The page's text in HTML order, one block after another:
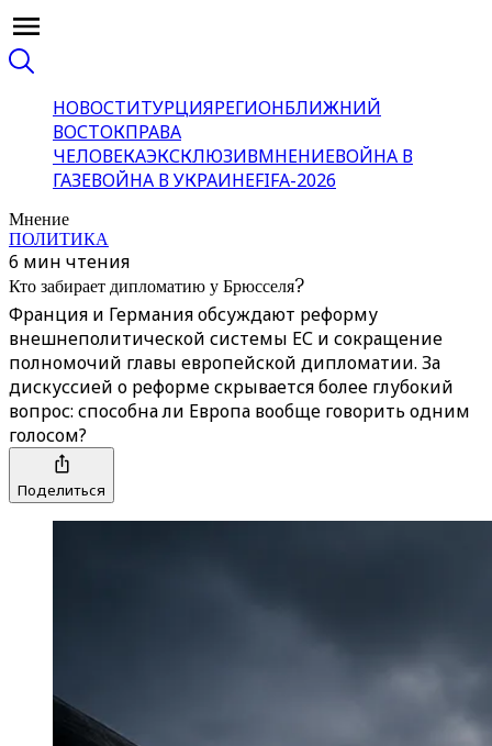
НОВОСТИТУРЦИЯРЕГИОНБЛИЖНИЙ
ВОСТОКПРАВА
ЧЕЛОВЕКАЭКСКЛЮЗИВМНЕНИЕВОЙНА В
ГАЗЕВОЙНА В УКРАИНЕFIFA-2026
Мнение
ПОЛИТИКА
6 мин чтения
Кто забирает дипломатию у Брюсселя?
Франция и Германия обсуждают реформу
внешнеполитической системы ЕС и сокращение
полномочий главы европейской дипломатии. За
дискуссией о реформе скрывается более глубокий
вопрос: способна ли Европа вообще говорить одним
голосом?
Поделиться